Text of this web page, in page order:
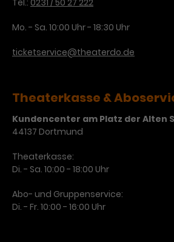
Tel.: 0231 / 50 27 222
Mo. - Sa. 10:00 Uhr - 18:30 Uhr
ticketservice@theaterdo.de
Theaterkasse &
Kundencenter am Platz der Alten
44137 Dortmund
Theaterkasse:
Di. - Sa. 10:00 - 18:00 Uhr
Abo- und Gruppenservice:
Di. - Fr. 10:00 - 16:00 Uhr